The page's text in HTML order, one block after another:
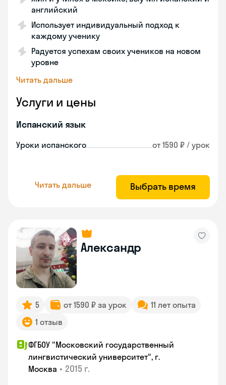
английский
Использует индивидуальный подход к
каждому ученику
Радуется успехам своих учеников на новом
уровне
Читать дальше
Услуги и цены
Испанский язык
Уроки испанского от 1590 ₽ / урок
Читать дальше Выбрать время
Александр
5 от 1590 ₽ за урок
11 лет опыта
1 отзыв
ФГБОУ "Московский государственный
лингвистический университет", г.
Москва • 2015 г.